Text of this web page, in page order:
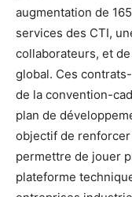
augmentation de
services des CTI,
collaborateurs, et de
global. Ces
de la convention-
plan de
objectif de
permettre de jouer
plateforme